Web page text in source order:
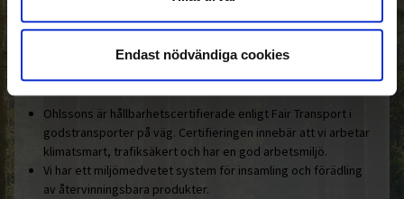
Endast nödvändiga cookies
Den gemensamma nämnaren i
Ohlssonsgruppen är vårt hållbara
engagemang.
Här är några konkreta exempel:
Ohlssons är hållbarhetscertifierade enligt Fair Transport i
godstransporter på väg. Certifieringen innebär att vi arbetar
klimatsmart, trafiksäkert och har en god arbetsmiljö.
Vi har ett miljömedvetet system för insamling och förädling
av återvinningsbara produkter.